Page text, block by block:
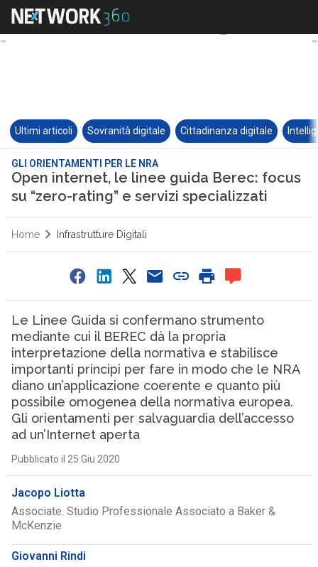
Ultimi articoli Sovranità digitale Cittadinanza digitale
GLI ORIENTAMENTI PER LE NRA
Open internet, le linee guida Berec: focus
su “zero-rating” e servizi specializzati
Home Infrastrutture Digitali
Le Linee Guida si confermano strumento
mediante cui il BEREC dà la propria
interpretazione della normativa e stabilisce
importanti principi per fare in modo che le NRA
diano un’applicazione coerente e quanto più
possibile omogenea della normativa europea.
Gli orientamenti per salvaguardia dell’accesso
ad un’Internet aperta
Pubblicato il 25 Giu 2020
Jacopo Liotta
Associate. Studio Professionale Associato a Baker &
McKenzie
Giovanni Rindi